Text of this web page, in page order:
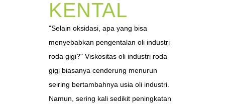
KENTAL
"Selain oksidasi, apa yang bisa
menyebabkan pengentalan oli industri
roda gigi?" Viskositas oli industri roda
gigi biasanya cenderung menurun
seiring bertambahnya usia oli industri.
Namun, sering kali sedikit peningkatan